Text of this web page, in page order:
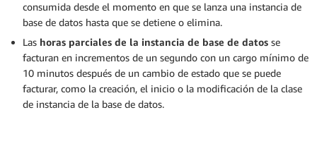
consumida desde el momento en que se lanza una instancia de
base de datos hasta que se detiene o elimina.
Las horas parciales de la instancia de base de datos se
facturan en incrementos de un segundo con un cargo mínimo de
10 minutos después de un cambio de estado que se puede
facturar, como la creación, el inicio o la modificación de la clase
de instancia de la base de datos.